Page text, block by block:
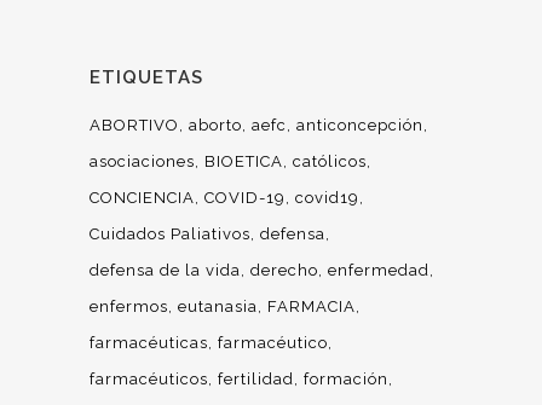
ETIQUETAS
ABORTIVO aborto aefc
anticoncepción
asociaciones
BIOETICA católicos
CONCIENCIA COVID-19
covid19
Cuidados Paliativos defensa
defensa de la vida derecho enfermedad
enfermos eutanasia
FARMACIA
farmacéuticas farmacéutico
farmacéuticos fertilidad formación